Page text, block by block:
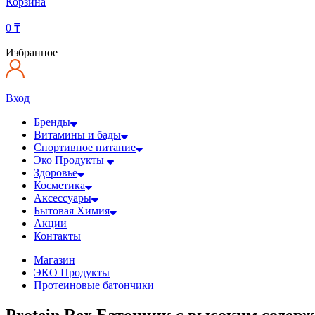
0 ₸
Избранное
Вход
Бренды
Витамины и бады
Спортивное питание
Эко Продукты
Здоровье
Косметика
Аксессуары
Бытовая Химия
Акции
Контакты
Магазин
ЭКО Продукты
Протеиновые батончики